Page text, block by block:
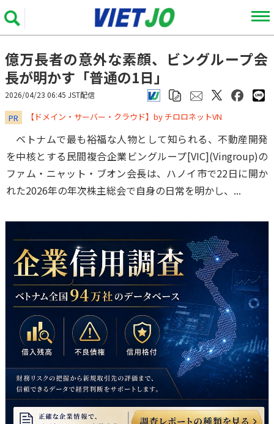
億万長者の意外な素顔、ビングループ会
長が明かす「普通の1日」
2026/04/23 06:45 JST配信
PR ​​​​​​​【ドメイン・サーバー・クラウド】by チロロネットVN
ベトナムで最も裕福な人物として知られる、不動産開発
を中核とする民間複合企業ビングループ[VIC](Vingroup)の
ファム・ニャット・ブオン会長は、ハノイ市で22日に開か
れた2026年の年次株主総会で自身の日常を明かし、...